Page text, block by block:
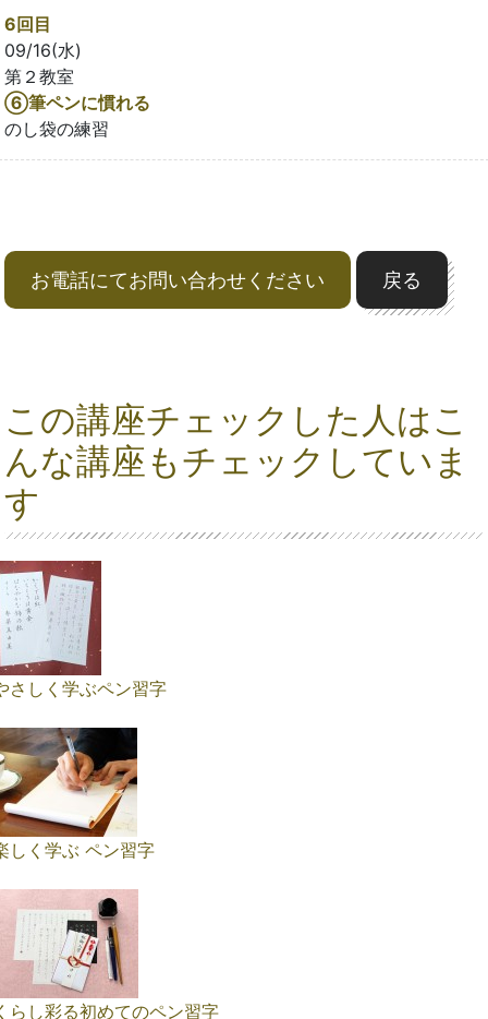
6回目
09/16(水)
第２教室
⑥筆ペンに慣れる
のし袋の練習
お電話にてお問い合わせください 戻る
この講座チェックした人はこ
んな講座もチェックしていま
す
さしく学ぶペン習字
しく学ぶ ペン習字
らし彩る初めてのペン習字